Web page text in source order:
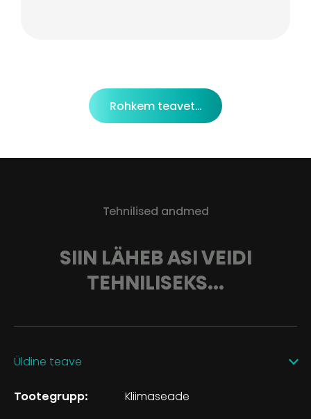
Rohkem teavet...
Tehnilised andmed
SIIN LÄHEB ASI VEIDI
TEHNILISEKS...
Üldine teave
Tootegrupp: Kliimaseade